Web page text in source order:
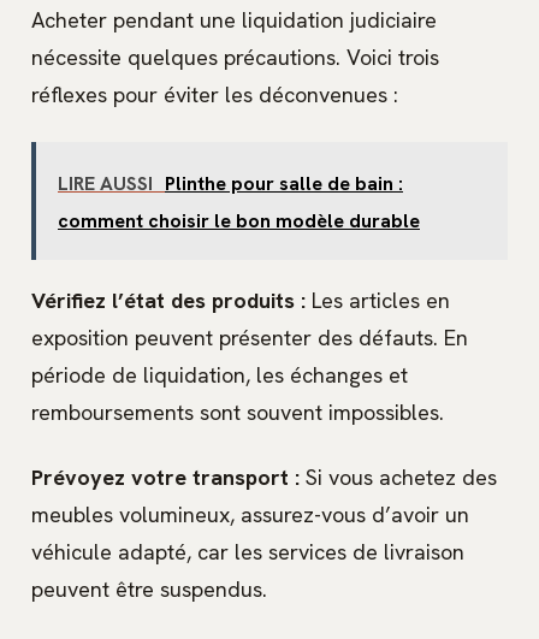
Acheter pendant une liquidation judiciaire
nécessite quelques précautions. Voici trois
réflexes pour éviter les déconvenues :
LIRE AUSSI Plinthe pour salle de bain :
comment choisir le bon modèle durable
Vérifiez l’état des produits : Les articles en
exposition peuvent présenter des défauts. En
période de liquidation, les échanges et
remboursements sont souvent impossibles.
Prévoyez votre transport : Si vous achetez des
meubles volumineux, assurez-vous d’avoir un
véhicule adapté, car les services de livraison
peuvent être suspendus.